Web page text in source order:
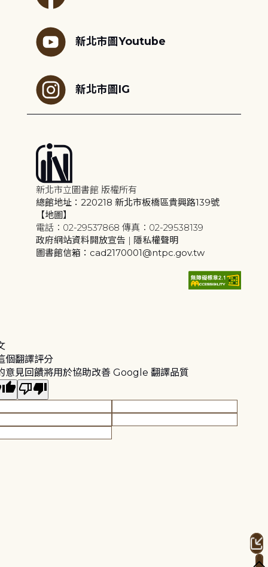
新北市圖Youtube
新北市圖IG
新北市立圖書館 版權所有
總館地址：220218 新北市板橋區貴興路139號
【地圖】
電話：02-29537868 傳真：02-29538139
政府網站資料開放宣告 | 隱私權聲明
圖書館信箱：cad2170001@ntpc.gov.tw
個翻譯評分
意見回饋將用於協助改善 Google 翻譯品質